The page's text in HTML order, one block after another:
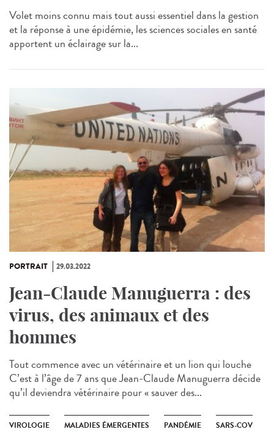
Volet moins connu mais tout aussi essentiel dans la gestion
et la réponse à une épidémie, les sciences sociales en santé
apportent un éclairage sur la...
PORTRAIT 29.03.2022
Jean-Claude Manuguerra : des
virus, des animaux et des
hommes
Tout commence avec un vétérinaire et un lion qui louche
C’est à l’âge de 7 ans que Jean-Claude Manuguerra décide
qu’il deviendra vétérinaire pour « sauver des...
VIROLOGIE MALADIES ÉMERGENTES PANDÉMIE SARS-COV